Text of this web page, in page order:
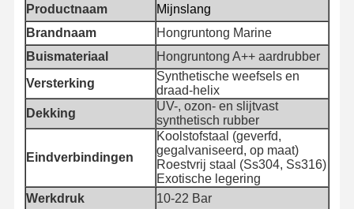
Thuis Producten Over Ons Fabriekstour
Role
Neem
Contact Met
Ons Op
Nieuws Gevallen
Productnaam
Mijnslang
Brandnaam
Hongruntong Marine
Buismateriaal
Hongruntong A++ aardrubber
Versterking
Synthetische weefsels en
draad-helix
Dekking
UV-, ozon- en slijtvast
synthetisch rubber
Eindverbindingen
Koolstofstaal (geverfd,
gegalvaniseerd, op maat)
Roestvrij staal (Ss304, Ss316)
Exotische legering
Werkdruk
10-22 Bar